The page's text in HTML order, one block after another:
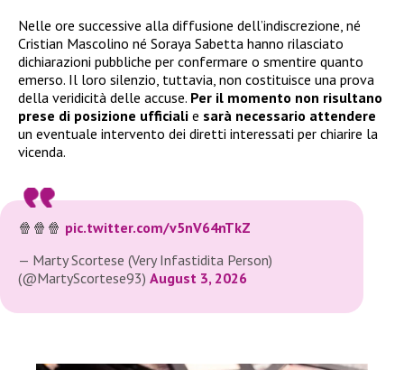
Nelle ore successive alla diffusione dell’indiscrezione, né
Cristian Mascolino né Soraya Sabetta hanno rilasciato
dichiarazioni pubbliche per confermare o smentire quanto
emerso. Il loro silenzio, tuttavia, non costituisce una prova
della veridicità delle accuse. Per il momento non risultano
prese di posizione ufficiali e sarà necessario attendere
un eventuale intervento dei diretti interessati per chiarire la
vicenda.
🍿🍿🍿 pic.twitter.com/v5nV64nTkZ
— Marty Scortese (Very Infastidita Person)
(@MartyScortese93) August 3, 2026